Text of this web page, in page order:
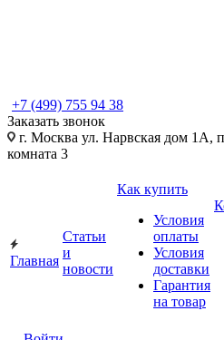
+7 (499) 755 94 38
Заказать звонок
г. Москва ул. Нарвская дом 1А,
комната 3
Главная
Статьи
и
новости
Как купить
Условия
оплаты
Условия
доставки
Гарантия
на товар